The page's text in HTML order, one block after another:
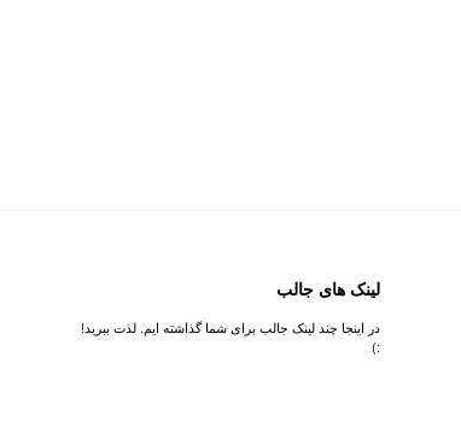
لینک های جالب
در اینجا چند لینک جالب برای شما گذاشته ایم. لذت ببرید!
:)